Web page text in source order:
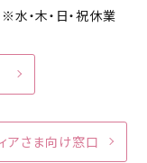
水・木・日・祝休業
アさま向け窓口